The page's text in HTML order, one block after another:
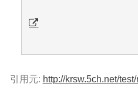
引用元: http://krsw.5ch.net/